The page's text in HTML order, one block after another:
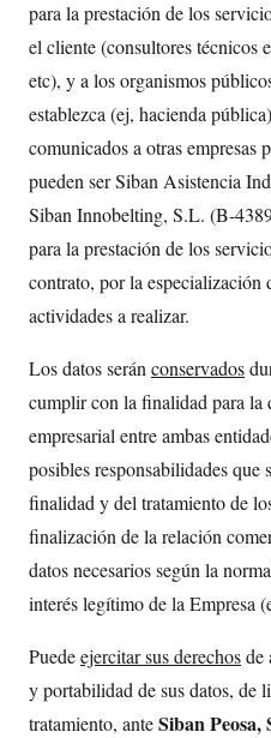
para la prestación de los
el cliente (consultores técnicos
etc), y a los organismos
establezca (ej, hacienda
comunicados a otras empresas
pueden ser Siban Asistencia
Siban Innobelting, S.L. (B-
para la prestación de los
contrato, por la especialización
actividades a realizar.
Los datos serán conservados
cumplir con la finalidad para la
empresarial entre ambas
posibles responsabilidades que
finalidad y del tratamiento de
finalización de la relación
datos necesarios según la
interés legítimo de la Empresa
Puedeejercitar sus derechosde
y portabilidad de sus datos, de
tratamiento, anteSiban Peosa,